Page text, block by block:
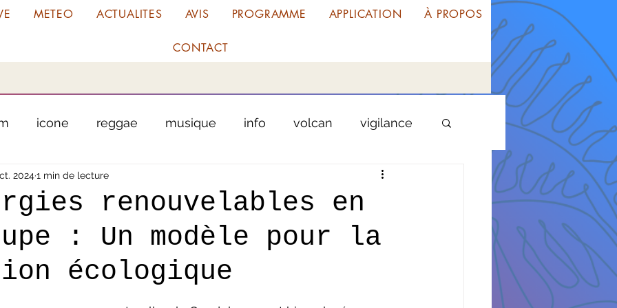
METEO ACTUALITES AVIS PROGRAMME APPLICATION À PROPOS
CONTACT
icone reggae musique info volcan vigilance
chanteur antilles guyane
garage tribunal justice Tour Cycliste
meteo
renouvelables en
: Un modèle pour la
écologique
20241 min de lecture
5.